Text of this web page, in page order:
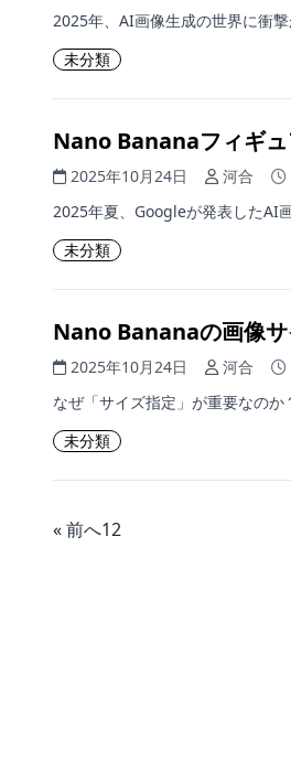
2025年、AI画像生成の世界に衝
未分類
Nano Bananaフィギュ
2025年10月24日 河合
2025年夏、Googleが発表したAI
未分類
Nano Bananaの画像サ
2025年10月24日 河合
なぜ「サイズ指定」が重要なの
未分類
« 前へ12